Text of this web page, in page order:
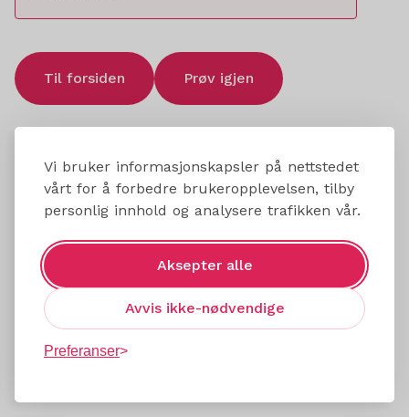
Vi bruker informasjonskapsler på nettstedet
vårt for å forbedre brukeropplevelsen, tilby
personlig innhold og analysere trafikken vår.
Aksepter alle
Avvis ikke-nødvendige
Preferanser
Til forsiden Prøv igjen